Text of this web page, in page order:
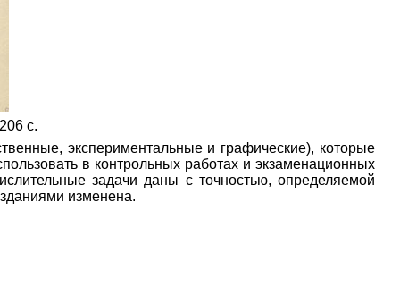
с.
экспериментальные и графические), которые
в контрольных работах и экзаменационных
задачи даны с точностью, определяемой
изменена.